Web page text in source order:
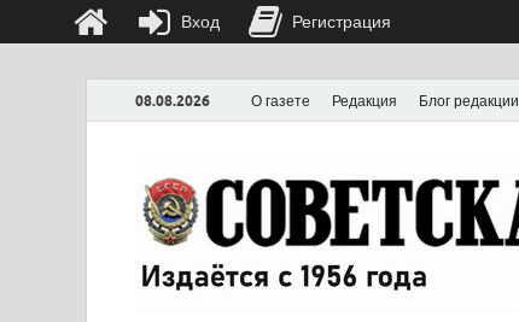
08.08.2026 О газете Редакция Блог редакции
Вход Регистрация